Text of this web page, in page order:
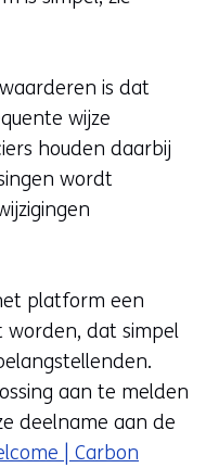
is dat
wijze
houden daarbij
wordt
platform een
worden, dat simpel
aan te melden
deelname aan de
| Carbon